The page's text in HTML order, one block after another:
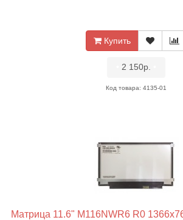
Купить
2 150р.
Код товара: 4135-01
Матрица 11.6" M116NWR6 R0